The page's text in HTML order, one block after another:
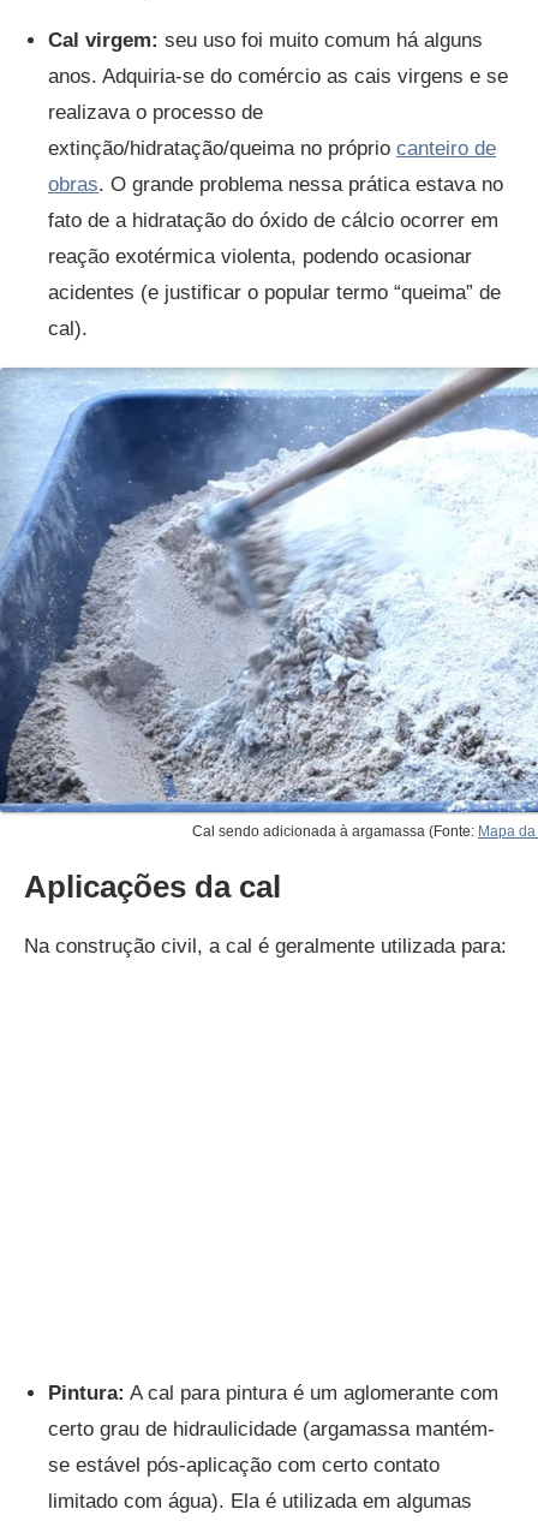
Cal virgem: seu uso foi muito comum há alguns
anos. Adquiria-se do comércio as cais virgens e se
realizava o processo de
extinção/hidratação/queima no próprio canteiro de
obras. O grande problema nessa prática estava no
fato de a hidratação do óxido de cálcio ocorrer em
reação exotérmica violenta, podendo ocasionar
acidentes (e justificar o popular termo “queima” de
cal).
Cal sendo adicionada à argamassa (Fonte: Mapa
Aplicações da cal
Na construção civil, a cal é geralmente utilizada para:
Pintura: A cal para pintura é um aglomerante com
certo grau de hidraulicidade (argamassa mantém-
se estável pós-aplicação com certo contato
limitado com água). Ela é utilizada em algumas